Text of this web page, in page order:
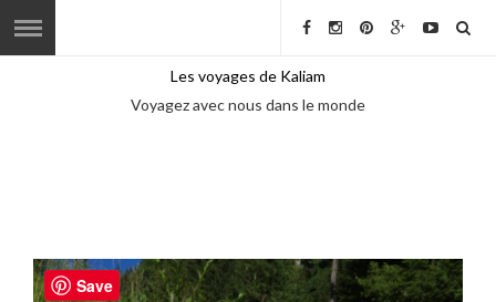
Les voyages de Kaliam
Voyagez avec nous dans le monde
Save